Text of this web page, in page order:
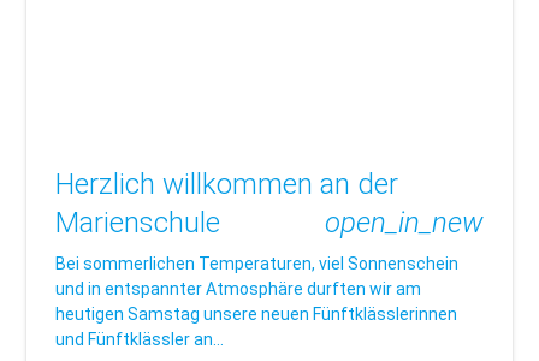
Herzlich willkommen an der
Marienschule
open_in_new
Bei sommerlichen Temperaturen, viel Sonnenschein
und in entspannter Atmosphäre durften wir am
heutigen Samstag unsere neuen Fünftklässlerinnen
und Fünftklässler an…